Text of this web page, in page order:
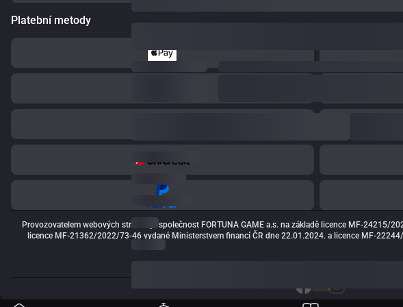
Platební metody
Provozovatelem webových stránek je společnost FORTUNA GAME a.s. na základě licence MF-
licence MF-21362/2022/73-46 vydané Ministerstvem financí ČR dne 22.01.2024. a licence MF-